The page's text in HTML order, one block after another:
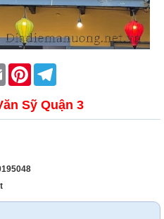
Email Pinterest
Sỹ Quận 3